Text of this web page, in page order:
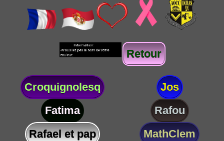
Retour
Croquignolesq
Jos
Fatima
Rafou
Rafael et pap
MathClem